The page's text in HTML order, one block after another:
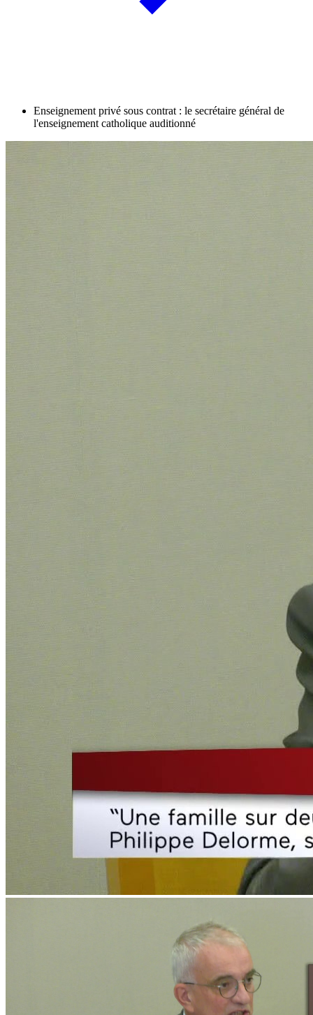
Enseignement privé sous contrat : le secrétaire général de
l'enseignement catholique auditionné